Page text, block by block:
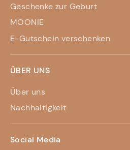
Geschenke zur Geburt
MOONIE
E-Gutschein verschenken
ÜBER UNS
Über uns
Nachhaltigkeit
Social Media